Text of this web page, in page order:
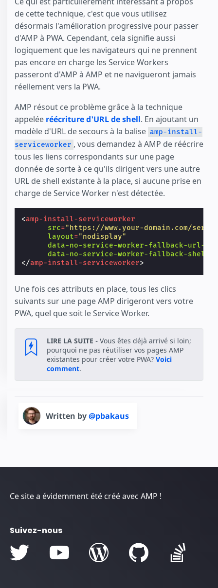
de cette technique, c'est que vous utilisez
désormais l'amélioration progressive pour passer
d'AMP à PWA. Cependant, cela signifie aussi
logiquement que les navigateurs qui ne prennent
pas encore en charge les Service Workers
passeront d'AMP à AMP et ne navigueront jamais
réellement vers la PWA.
AMP résout ce problème grâce à la technique
appelée réécriture d'URL de shell. En ajoutant un
modèle d'URL de secours à la balise amp-install-
serviceworker , vous demandez à AMP de réécrire
tous les liens correspondants sur une page
donnée de sorte à ce qu'ils dirigent vers une autre
URL de shell existante à la place, si aucune prise en
charge de Service Worker n'est détectée.
<amp-install-serviceworker
src="https://www.your-domain.com/
layout="nodisplay"
data-no-service-worker-fallback-url-
data-no-service-worker-fallback-shell-
</amp-install-serviceworker>
Une fois ces attributs en place, tous les clics
suivants sur une page AMP dirigeront vers votre
PWA, quel que soit le Service Worker.
LIRE LA SUITE - Vous êtes déjà arrivé si loin;
pourquoi ne pas réutiliser vos pages AMP
existantes pour créer votre PWA? Voici
comment.
Written by@pbakaus
Ce site a évidemment été créé avec AMP !
Suivez-nous